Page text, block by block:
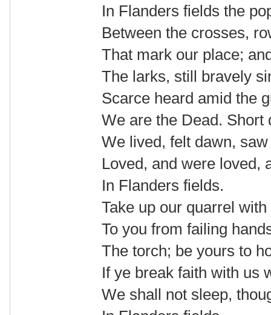
In Flanders fields the
Between the crosses,
That mark our place;
The larks, still bravely
Scarce heard amid the
We are the Dead. Short
We lived, felt dawn,
Loved, and were loved,
In Flanders fields.
Take up our quarrel
To you from failing
The torch; be yours to
If ye break faith with us
We shall not sleep,